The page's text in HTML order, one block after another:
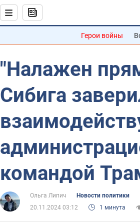
Герои войны
"Налажен
Сибига
командой
Ольга Липич
Новости политики
20.11.2024 03:12
1 минута